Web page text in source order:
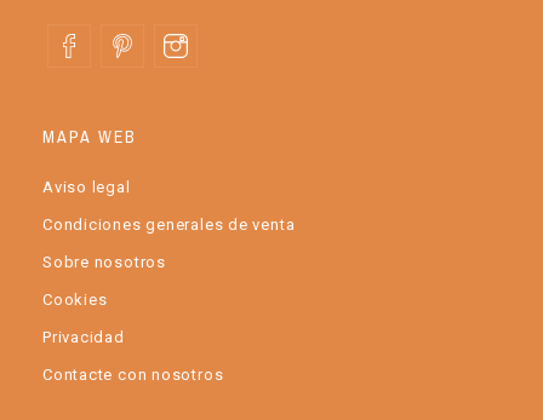
MAPA WEB
Aviso legal
Condiciones generales de venta
Sobre nosotros
Cookies
Privacidad
Contacte con nosotros